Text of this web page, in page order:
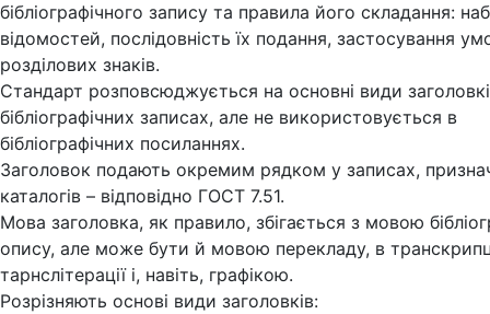
бібліографічного запису та правила його складання:
відомостей, послідовність їх подання, застосування
розділових знаків.
Стандарт розповсюджується на основні види
бібліографічних записах, але не використовується в
бібліографічних посиланнях.
Заголовок подають окремим рядком у записах,
каталогів – відповідно ГОСТ 7.51.
Мова заголовка, як правило, збігається з мовою
опису, але може бути й мовою перекладу, в
тарнслітерації і, навіть, графікою.
Розрізняють основі види заголовків: